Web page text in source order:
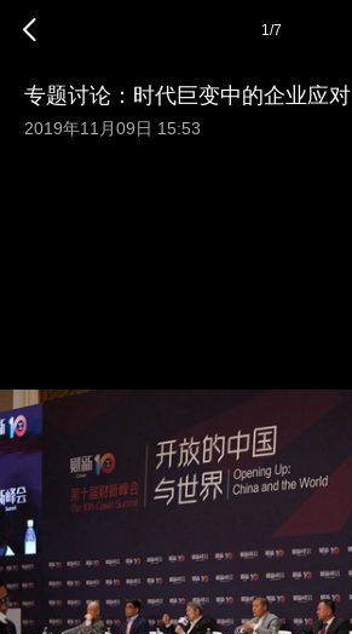
1/7
专题讨论：时代巨变中的企业应对
2019年11月09日 15:53